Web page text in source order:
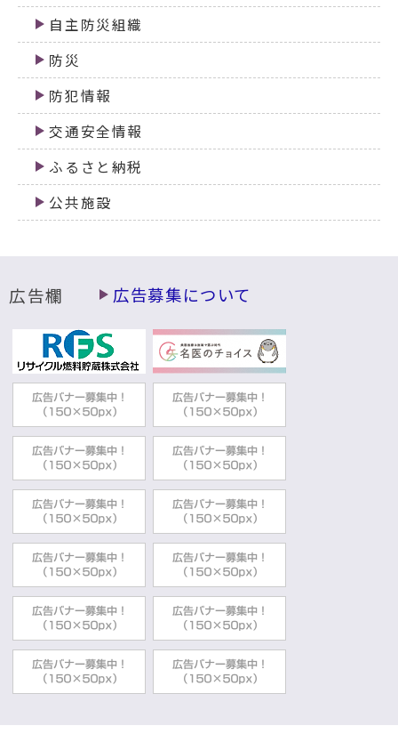
自主防災組織
防災
防犯情報
交通安全情報
ふるさと納税
公共施設
広告欄 広告募集について